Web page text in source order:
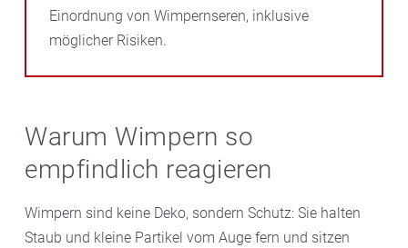
Einordnung von Wimpernseren, inklusive
möglicher Risiken.
Warum Wimpern so
empfindlich reagieren
Wimpern sind keine Deko, sondern Schutz: Sie halten
Staub und kleine Partikel vom Auge fern und sitzen